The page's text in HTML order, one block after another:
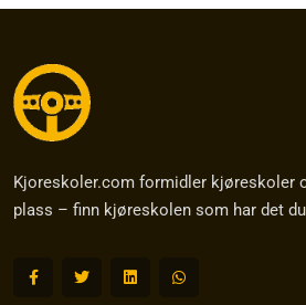
Kjoreskoler.com formidler kjøreskoler
plass – finn kjøreskolen som har det